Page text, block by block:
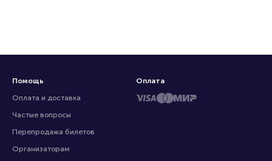
Помощь
Оплата и доставка
Частые вопросы
Перепродажа билетов
Организаторам
Оплата